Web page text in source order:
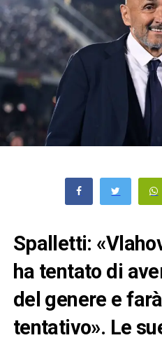
Spalletti:
ha tentato di
del genere e
tentativo». Le